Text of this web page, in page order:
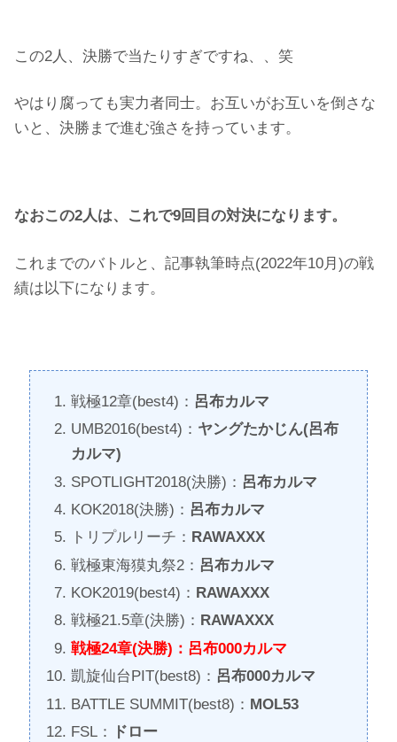
この2人、決勝で当たりすぎですね、、笑
やはり腐っても実力者同士。お互いがお互いを倒さな
いと、決勝まで進む強さを持っています。
なおこの2人は、これで9回目の対決になります。
これまでのバトルと、記事執筆時点(2022年10月)の戦
績は以下になります。
戦極12章(best4)： 呂布カルマ
UMB2016(best4)： ヤングたかじん(呂布
カルマ)
SPOTLIGHT2018(決勝)： 呂布カルマ
KOK2018(決勝)： 呂布カルマ
トリプルリーチ： RAWAXXX
戦極東海獏丸祭2： 呂布カルマ
KOK2019(best4)： RAWAXXX
戦極21.5章(決勝)： RAWAXXX
戦極24章(決勝)：呂布000カルマ
凱旋仙台PIT(best8)： 呂布000カルマ
BATTLE SUMMIT(best8)： MOL53
FSL：
ドロー